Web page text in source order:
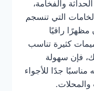
والفخامة،
التي تنسجم
مظهرًا راقيًا
كثيرة تناسب
فإن سهولة
جدًا للأجواء
والمحلات.